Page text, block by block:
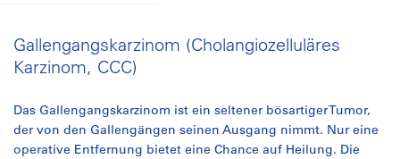
Gallengangskarzinom (Cholangiozelluläres
Karzinom, CCC)
Das Gallengangskarzinom ist ein seltener bösartiger Tumor,
der von den Gallengängen seinen Ausgang nimmt. Nur eine
operative Entfernung bietet eine Chance auf Heilung. Die